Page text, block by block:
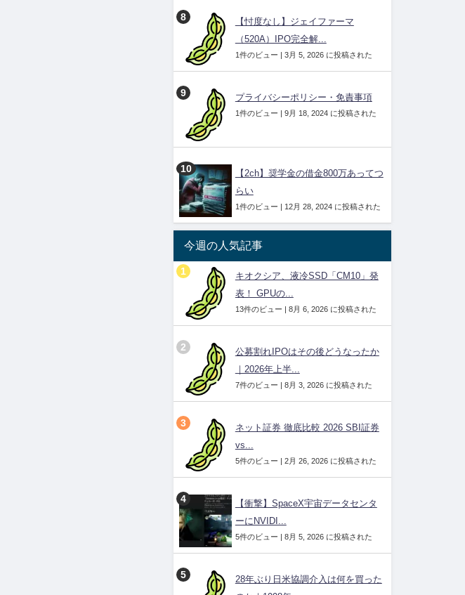
【忖度なし】ジェイファーマ
（520A）IPO完全解...
1件のビュー | 3月 5, 2026 に投稿された
プライバシーポリシー・免責事項
1件のビュー | 9月 18, 2024 に投稿された
【2ch】奨学金の借金800万あってつ
らい
1件のビュー | 12月 28, 2024 に投稿された
今週の人気記事
キオクシア、液冷SSD「CM10」発
表！ GPUの...
13件のビュー | 8月 6, 2026 に投稿された
公募割れIPOはその後どうなったか
｜2026年上半...
7件のビュー | 8月 3, 2026 に投稿された
ネット証券 徹底比較 2026 SBI証券
vs...
5件のビュー | 2月 26, 2026 に投稿された
【衝撃】SpaceX宇宙データセンタ
ーにNVIDI...
5件のビュー | 8月 5, 2026 に投稿された
28年ぶり日米協調介入は何を買った